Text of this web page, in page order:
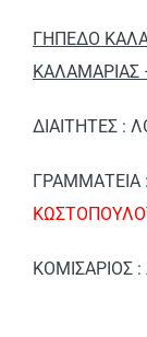
ΓΗΠΕΔΟ
ΚΑΛΑΜΑΡΙΑΣ
ΔΙΑΙΤΗΤΕΣ :
ΓΡΑΜΜΑΤΕΙΑ :
ΚΟΜΙΣΑΡΙΟΣ